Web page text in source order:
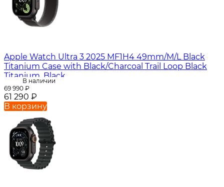
Apple Watch Ultra 3 2025 MF1H4 49mm/M/L Black
Titanium Case with Black/Charcoal Trail Loop Black
Titanium, Black
В наличии
69 990 ₽
61 290 ₽
В корзину